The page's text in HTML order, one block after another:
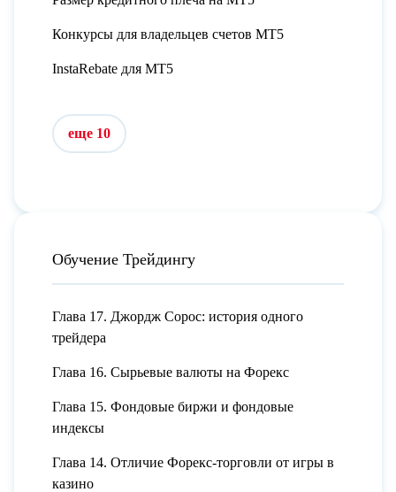
Конкурсы для владельцев счетов МТ5
InstaRebate для МТ5
еще 10
Обучение Трейдингу
Глава 17. Джордж Сорос: история одного
трейдера
Глава 16. Сырьевые валюты на Форекс
Глава 15. Фондовые биржи и фондовые
индексы
Глава 14. Отличие Форекс-торговли от игры в
казино